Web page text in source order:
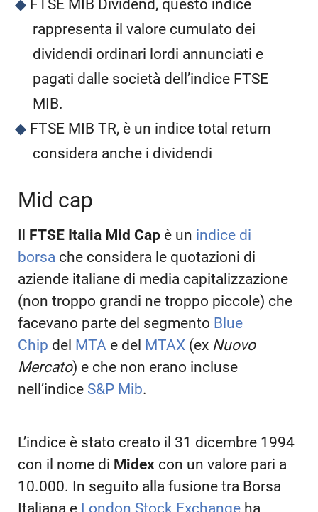
FTSE MIB Dividend, questo indice
rappresenta il valore cumulato dei
dividendi ordinari lordi annunciati e
pagati dalle società dell’indice FTSE
MIB.
FTSE MIB TR, è un indice total return
considera anche i dividendi
Mid cap
Il FTSE Italia Mid Cap è un indice di
borsa che considera le quotazioni di
aziende italiane di media capitalizzazione
(non troppo grandi ne troppo piccole) che
facevano parte del segmento Blue
Chip del MTA e del MTAX (ex Nuovo
Mercato) e che non erano incluse
nell’indice S&P Mib.
L’indice è stato creato il 31 dicembre 1994
con il nome di Midex con un valore pari a
10.000. In seguito alla fusione tra Borsa